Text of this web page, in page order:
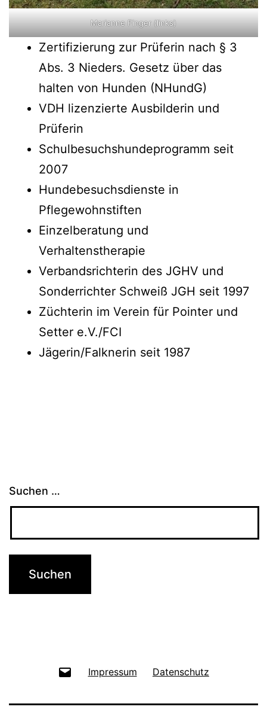
Marianne Finger (links)
Zertifizierung zur Prüferin nach § 3
Abs. 3 Nieders. Gesetz über das
halten von Hunden (NHundG)
VDH lizenzierte Ausbilderin und
Prüferin
Schulbesuchshundeprogramm seit
2007
Hundebesuchsdienste in
Pflegewohnstiften
Einzelberatung und
Verhaltenstherapie
Verbandsrichterin des JGHV und
Sonderrichter Schweiß JGH seit 1997
Züchterin im Verein für Pointer und
Setter e.V./FCI
Jägerin/Falknerin seit 1987
Suchen …
Impressum Datenschutz